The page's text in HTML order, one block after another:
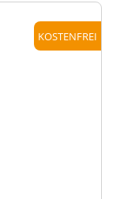
KOSTENFREI